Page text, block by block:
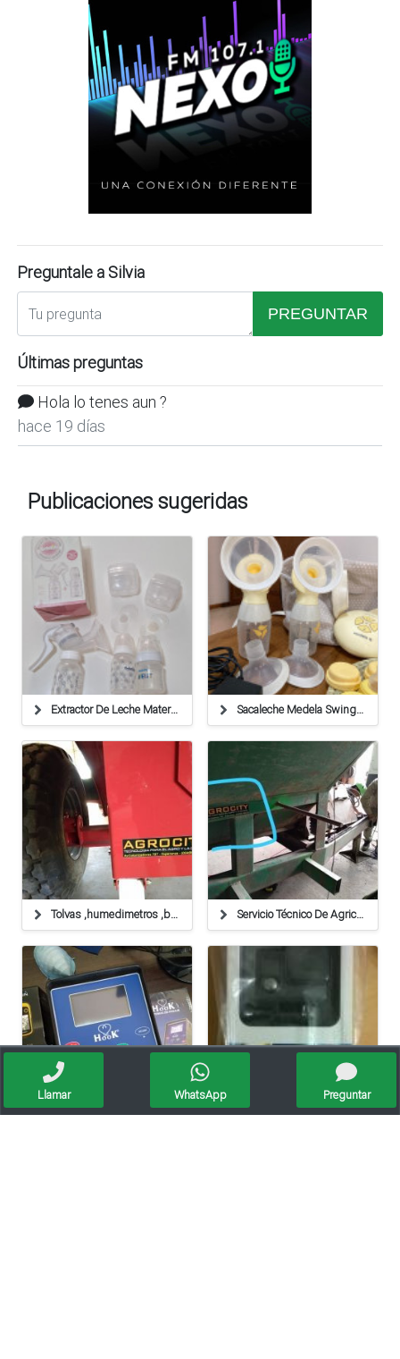
Preguntale a Silvia
PREGUNTAR
Últimas preguntas
Hola lo tenes aun ?
hace 19 días
Publicaciones sugeridas
Extractor De Leche Materna Babelito + Pezoneras Chicco + Mamadera Avent Sacaleche Medela Swing Maxi Duoble-como Nuevo
Tolvas ,humedimetros ,balanzas ,cables Servicio Técnico De Agricultura De Precisión,balanzas
Balanzas Para Tolvas Autodescargables De 1, 2 Y 3 Ejes Gopro Hero Incorpora Conectividad Wifi A Su Modelo Más
Llamar WhatsApp Preguntar